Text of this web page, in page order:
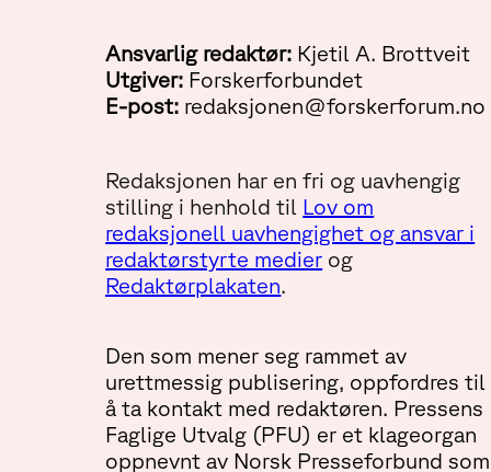
Ansvarlig redaktør: Kjetil A. Brottveit
Utgiver: Forskerforbundet
E-post: redaksjonen@forskerforum.no
Redaksjonen har en fri og uavhengig
stilling i henhold til Lov om
redaksjonell uavhengighet og ansvar i
redaktørstyrte medier og
Redaktørplakaten.
Den som mener seg rammet av
urettmessig publisering, oppfordres til
å ta kontakt med redaktøren. Pressens
Faglige Utvalg (PFU) er et klageorgan
oppnevnt av Norsk Presseforbund som